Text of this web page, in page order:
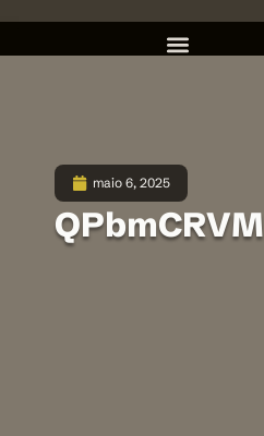
maio 6, 2025
QPbmCRVM